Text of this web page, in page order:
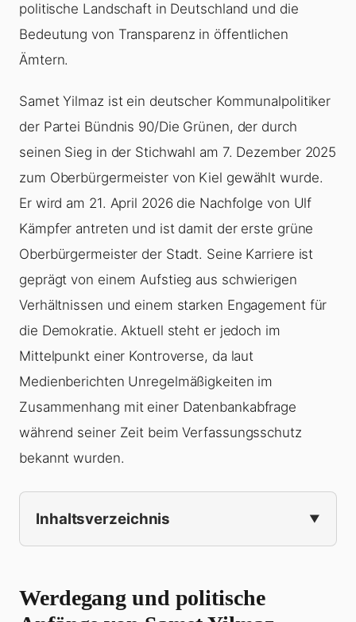
politische Landschaft in Deutschland und die
Bedeutung von Transparenz in öffentlichen
Ämtern.
Samet Yilmaz ist ein deutscher Kommunalpolitiker
der Partei Bündnis 90/Die Grünen, der durch
seinen Sieg in der Stichwahl am 7. Dezember 2025
zum Oberbürgermeister von Kiel gewählt wurde.
Er wird am 21. April 2026 die Nachfolge von Ulf
Kämpfer antreten und ist damit der erste grüne
Oberbürgermeister der Stadt. Seine Karriere ist
geprägt von einem Aufstieg aus schwierigen
Verhältnissen und einem starken Engagement für
die Demokratie. Aktuell steht er jedoch im
Mittelpunkt einer Kontroverse, da laut
Medienberichten Unregelmäßigkeiten im
Zusammenhang mit einer Datenbankabfrage
während seiner Zeit beim Verfassungsschutz
bekannt wurden.
Inhaltsverzeichnis
Werdegang und politische